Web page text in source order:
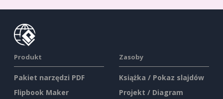
Produkt
Pakiet narzędzi PDF
Flipbook Maker
Zasoby
Książka / Pokaz slajdów
Projekt / Diagram